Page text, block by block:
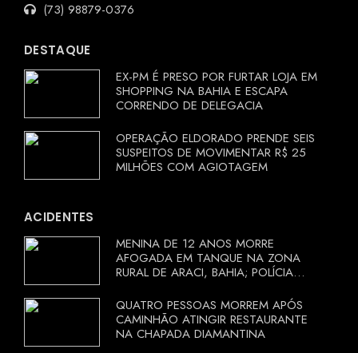
(73) 98879-0376
DESTAQUE
EX-PM É PRESO POR FURTAR LOJA EM
SHOPPING NA BAHIA E ESCAPA
CORRENDO DE DELEGACIA
OPERAÇÃO ELDORADO PRENDE SEIS
SUSPEITOS DE MOVIMENTAR R$ 25
MILHÕES COM AGIOTAGEM
ACIDENTES
MENINA DE 12 ANOS MORRE
AFOGADA EM TANQUE NA ZONA
RURAL DE ARACI, BAHIA; POLÍCIA
QUATRO PESSOAS MORREM APÓS
CAMINHÃO ATINGIR RESTAURANTE
NA CHAPADA DIAMANTINA